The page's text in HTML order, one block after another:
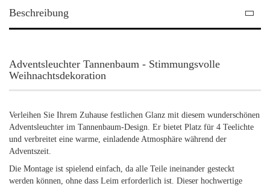
Beschreibung
Adventsleuchter Tannenbaum - Stimmungsvolle
Weihnachtsdekoration
Verleihen Sie Ihrem Zuhause festlichen Glanz mit diesem wunderschönen
Adventsleuchter im Tannenbaum-Design. Er bietet Platz für 4 Teelichte
und verbreitet eine warme, einladende Atmosphäre während der
Adventszeit.
Die Montage ist spielend einfach, da alle Teile ineinander gesteckt
werden können, ohne dass Leim erforderlich ist. Dieser hochwertige